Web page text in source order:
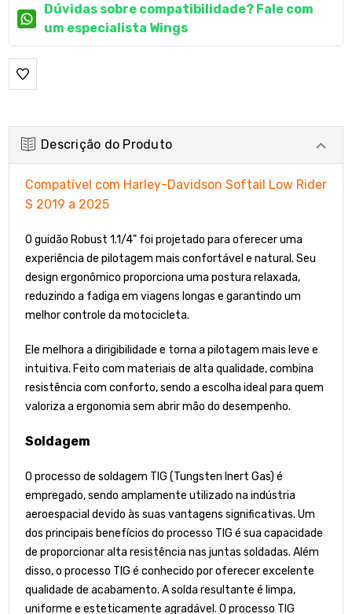
Dúvidas sobre compatibilidade? Fale com
um especialista Wings
Descrição do Produto
Compatível com Harley-Davidson Softail Low Rider
S 2019 a 2025
O guidão Robust 1.1/4" foi projetado para oferecer uma
experiência de pilotagem mais confortável e natural. Seu
design ergonômico proporciona uma postura relaxada,
reduzindo a fadiga em viagens longas e garantindo um
melhor controle da motocicleta.
Ele melhora a dirigibilidade e torna a pilotagem mais leve e
intuitiva. Feito com materiais de alta qualidade, combina
resistência com conforto, sendo a escolha ideal para quem
valoriza a ergonomia sem abrir mão do desempenho.
Soldagem
O processo de soldagem TIG (Tungsten Inert Gas) é
empregado, sendo amplamente utilizado na indústria
aeroespacial devido às suas vantagens significativas. Um
dos principais benefícios do processo TIG é sua capacidade
de proporcionar alta resistência nas juntas soldadas. Além
disso, o processo TIG é conhecido por oferecer excelente
qualidade de acabamento. A solda resultante é limpa,
uniforme e esteticamente agradável. O processo TIG